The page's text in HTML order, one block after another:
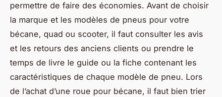
permettre de faire des économies. Avant de choisir
la marque et les modèles de pneus pour votre
bécane, quad ou scooter, il faut consulter les avis
et les retours des anciens clients ou prendre le
temps de livre le guide ou la fiche contenant les
caractéristiques de chaque modèle de pneu. Lors
de l’achat d’une roue pour bécane, il faut bien trier